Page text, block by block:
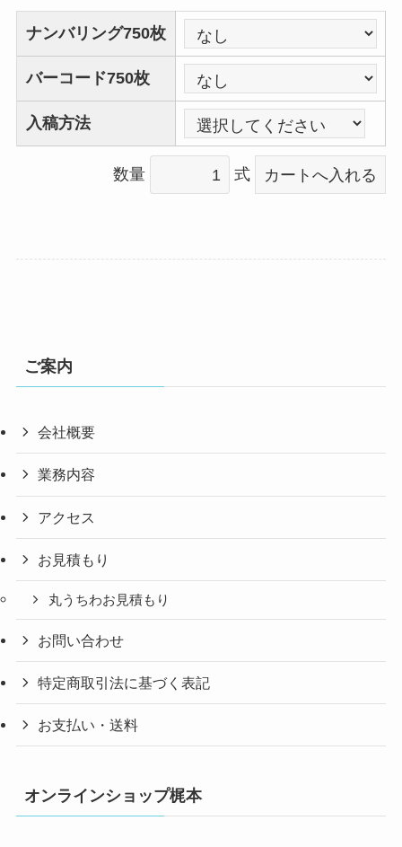
ナンバリング750枚
バーコード750枚
入稿方法
数量 式
ご案内
会社概要
業務内容
アクセス
お見積もり
丸うちわお見積もり
お問い合わせ
特定商取引法に基づく表記
お支払い・送料
オンラインショップ梶本